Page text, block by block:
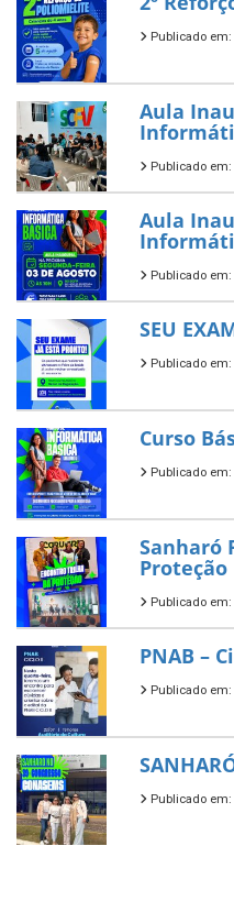
Publicado
Aula
Publicado
Aula
Publicado
SEU
Publicado
Curso
Publicado
Sanharó
Proteção
Publicado
PNAB –
Publicado
Publicado